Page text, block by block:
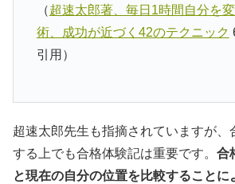
（超速太郎著、毎日1時間自分を
術、成功が近づく42のテクニック
引用）
超速太郎先生も指摘されていますが、
する上でも合格体験記は重要です。 合
と現在の自分の位置を比較することに